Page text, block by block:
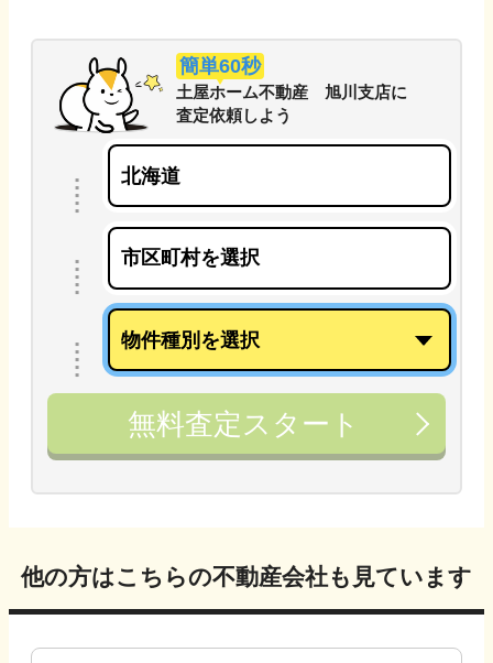
簡単60秒
土屋ホーム不動産 旭川支店に
査定依頼しよう
無料査定スタート
他の方はこちらの不動産会社も見ています